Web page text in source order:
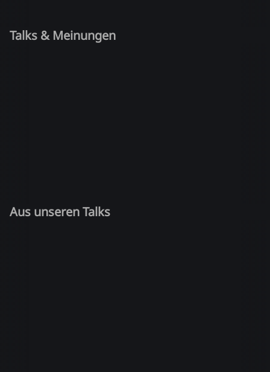
Talks & Meinungen
Aus unseren Talks